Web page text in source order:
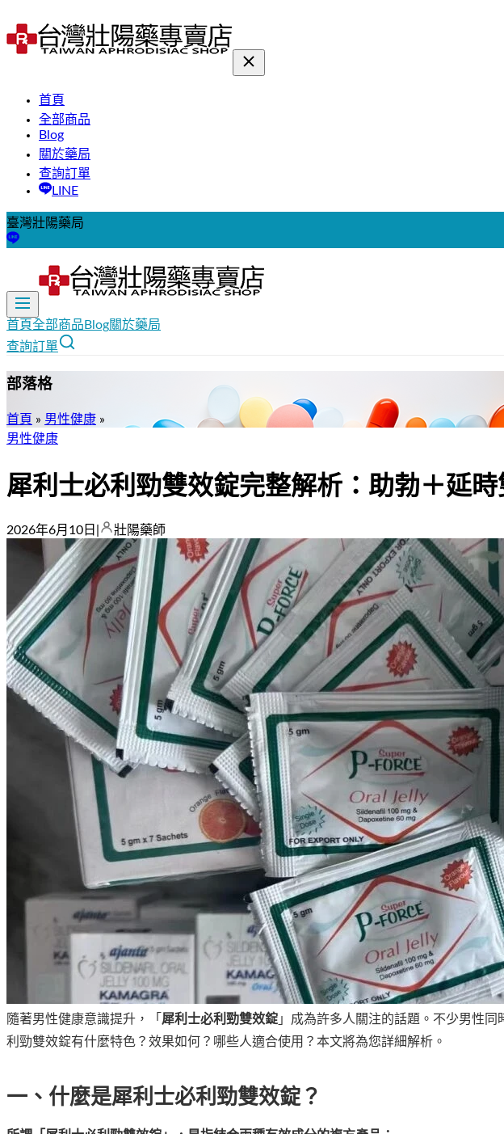
首頁
全部商品
Blog
關於藥局
查詢訂單
LINE
臺灣壯陽藥局
首頁全部商品 Blog關於藥局
查詢訂單
部落格
首頁 » 男性健康 »
男性健康
犀利士必利勁雙效錠完整解析：助勃＋延
2026年6月10日 壯陽藥師
隨著男性健康意識提升，「 犀利士必利勁雙效錠」成為許多人關注的話題。不少男性同
利勁雙效錠有什麼特色？效果如何？哪些人適合使用？本文將為您詳細解析。
一、什麼是犀利士必利勁雙效錠？